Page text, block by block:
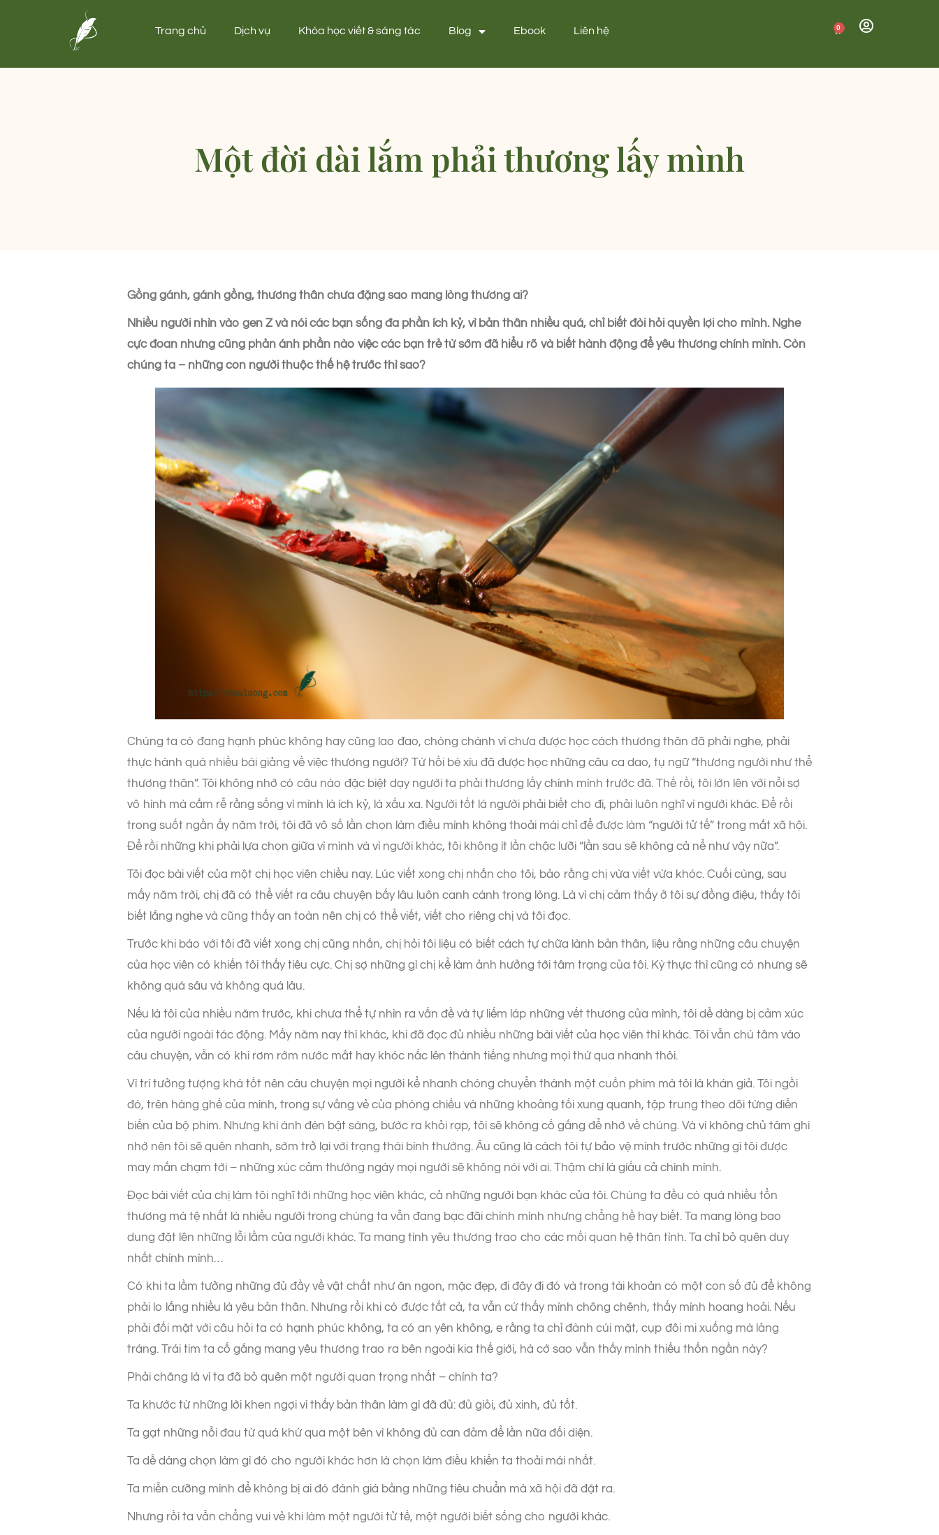
Trang chủ Dịch vụ Khóa học viết & sáng tác Blog Ebook Liên hệ 0
Một đời dài lắm phải thương lấy mình
Gồng gánh, gánh gồng, thương thân chưa đặng sao mang lòng thương ai?
Nhiều người nhìn vào gen Z và nói các bạn sống đa phần ích kỷ, vì bản thân nhiều quá, chỉ biết đòi hỏi quyền lợi cho mình. Nghe
cực đoan nhưng cũng phản ánh phần nào việc các bạn trẻ từ sớm đã hiểu rõ và biết hành động để yêu thương chính mình. Còn
chúng ta – những con người thuộc thế hệ trước thì sao?
Chúng ta có đang hạnh phúc không hay cũng lao đao, chòng chành vì chưa được học cách thương thân đã phải nghe, phải
thực hành quá nhiều bài giảng về việc thương người? Từ hồi bé xíu đã được học những câu ca dao, tụ ngữ “thương người như thể
thương thân”. Tôi không nhớ có câu nào đặc biệt dạy người ta phải thương lấy chính mình trước đã. Thế rồi, tôi lớn lên với nỗi sợ
vô hình mà cắm rễ rằng sống vì mình là ích kỷ, là xấu xa. Người tốt là người phải biết cho đi, phải luôn nghĩ vì người khác. Để rồi
trong suốt ngần ấy năm trời, tôi đã vô số lần chọn làm điều mình không thoải mái chỉ để được làm “người tử tế” trong mắt xã hội.
Để rồi những khi phải lựa chọn giữa vì mình và vì người khác, tôi không ít lần chậc lưỡi “lần sau sẽ không cả nể như vậy nữa”.
Tôi đọc bài viết của một chị học viên chiều nay. Lúc viết xong chị nhắn cho tôi, bảo rằng chị vừa viết vừa khóc. Cuối cùng, sau
mấy năm trời, chị đã có thể viết ra câu chuyện bấy lâu luôn canh cánh trong lòng. Là vì chị cảm thấy ở tôi sự đồng điệu, thấy tôi
biết lắng nghe và cũng thấy an toàn nên chị có thể viết, viết cho riêng chị và tôi đọc.
Trước khi báo với tôi đã viết xong chị cũng nhắn, chị hỏi tôi liệu có biết cách tự chữa lành bản thân, liệu rằng những câu chuyện
của học viên có khiến tôi thấy tiêu cực. Chị sợ những gì chị kể làm ảnh hưởng tới tâm trạng của tôi. Kỳ thực thì cũng có nhưng sẽ
không quá sâu và không quá lâu.
Nếu là tôi của nhiều năm trước, khi chưa thể tự nhìn ra vấn đề và tự liếm láp những vết thương của mình, tôi dễ dàng bị cảm xúc
của người ngoài tác động. Mấy năm nay thì khác, khi đã đọc đủ nhiều những bài viết của học viên thì khác. Tôi vẫn chú tâm vào
câu chuyện, vẫn có khi rơm rớm nước mắt hay khóc nấc lên thành tiếng nhưng mọi thứ qua nhanh thôi.
Vì trí tưởng tượng khá tốt nên câu chuyện mọi người kể nhanh chóng chuyển thành một cuốn phim mà tôi là khán giả. Tôi ngồi
đó, trên hàng ghế của mình, trong sự vắng vẻ của phòng chiếu và những khoảng tối xung quanh, tập trung theo dõi từng diễn
biến của bộ phim. Nhưng khi ánh đèn bật sáng, bước ra khỏi rạp, tôi sẽ không cố gắng để nhớ về chúng. Và vì không chủ tâm ghi
nhớ nên tôi sẽ quên nhanh, sớm trở lại với trạng thái bình thường. Âu cũng là cách tôi tự bảo vệ mình trước những gì tôi được
may mắn chạm tới – những xúc cảm thường ngày mọi người sẽ không nói với ai. Thậm chí là giấu cả chính mình.
Đọc bài viết của chị làm tôi nghĩ tới những học viên khác, cả những người bạn khác của tôi. Chúng ta đều có quá nhiều tổn
thương mà tệ nhất là nhiều người trong chúng ta vẫn đang bạc đãi chính mình nhưng chẳng hề hay biết. Ta mang lòng bao
dung đặt lên những lỗi lầm của người khác. Ta mang tình yêu thương trao cho các mối quan hệ thân tình. Ta chỉ bỏ quên duy
nhất chính mình…
Có khi ta lầm tưởng những đủ đầy về vật chất như ăn ngon, mặc đẹp, đi đây đi đó và trong tài khoản có một con số đủ để không
phải lo lắng nhiều là yêu bản thân. Nhưng rồi khi có được tất cả, ta vẫn cứ thấy mình chông chênh, thấy mình hoang hoải. Nếu
phải đối mặt với câu hỏi ta có hạnh phúc không, ta có an yên không, e rằng ta chỉ đành cúi mặt, cụp đôi mi xuống mà lảng
tráng. Trái tim ta cố gắng mang yêu thương trao ra bên ngoài kia thế giới, hà cớ sao vẫn thấy mình thiếu thốn ngần này?
Phải chăng là vì ta đã bỏ quên một người quan trọng nhất – chính ta?
Ta khước từ những lời khen ngợi vì thấy bản thân làm gì đã đủ: đủ giỏi, đủ xinh, đủ tốt.
Ta gạt những nỗi đau từ quá khứ qua một bên vì không đủ can đảm để lần nữa đối diện.
Ta dễ dàng chọn làm gì đó cho người khác hơn là chọn làm điều khiến ta thoải mái nhất.
Ta miễn cưỡng mình để không bị ai đó đánh giá bằng những tiêu chuẩn mà xã hội đã đặt ra.
Nhưng rồi ta vẫn chẳng vui vẻ khi làm một người tử tế, một người biết sống cho người khác.